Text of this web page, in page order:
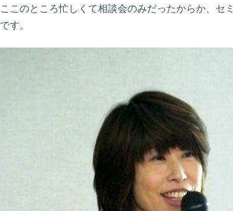
ここのところ忙しくて相談会のみだったからか、セ
です。